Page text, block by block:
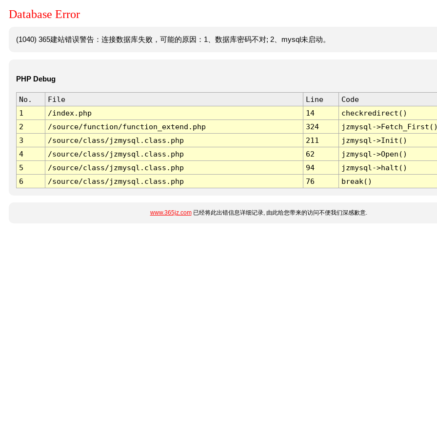
Database Error
(1040) 365建站错误警告：连接数据库失败，可能的原因：1、数据库密码不对; 2、mysql未启动。
PHP Debug
No. File Line
Code
1
/index.php 14
checkredirect()
2
/source/function/function_extend.php 324
jzmysql-
3
/source/class/jzmysql.class.php 211
jzmysql->Init()
4
/source/class/jzmysql.class.php 62
jzmysql->Open()
5
/source/class/jzmysql.class.php 94
jzmysql->halt()
6
/source/class/jzmysql.class.php 76 break()
www.365jz.com已经将此出错信息详细记录, 由此给您带来的访问不便我们深感歉意.